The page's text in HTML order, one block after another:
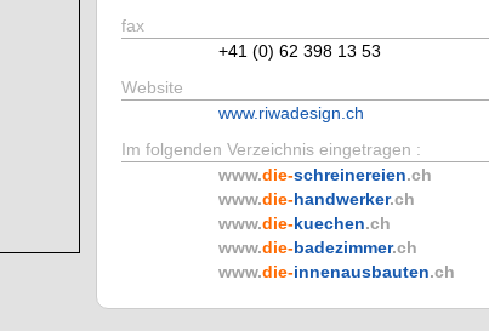
fax
+41 (0) 62 398 13 53
Website
www.riwadesign.ch
Im folgenden Verzeichnis eingetragen :
www.die-schreinereien.ch
www.die-handwerker.ch
www.die-kuechen.ch
www.die-badezimmer.ch
www.die-innenausbauten.ch